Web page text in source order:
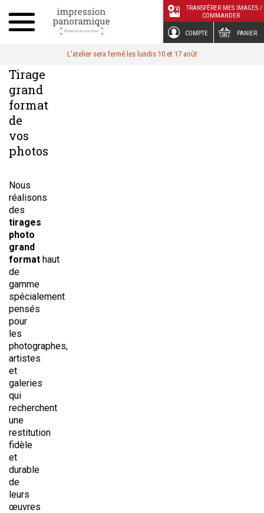
COMPTE PANIER
TRANSFÉRER MES IMAGES /
COMMANDER
L'atelier sera fermé les lundis 10 et 17 août
Tirage
grand
format
de
vos
photos
Nous
réalisons
des
tirages
photo
grand
format haut
de
gamme
spécialement
pensés
pour
les
photographes,
artistes
et
galeries
qui
recherchent
une
restitution
fidèle
et
durable
de
leurs
œuvres